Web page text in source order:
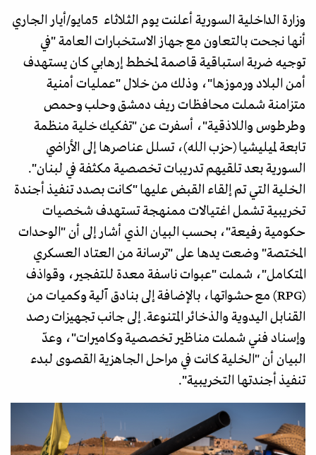
وزارة الداخلية السورية أعلنت يوم الثلاثاء 5مايو/أيار الجاري
أنها نجحت بالتعاون مع جهاز الاستخبارات العامة "في
توجيه ضربة استباقية قاصمة لمخطط إرهابي كان يستهدف
أمن البلاد ورموزها"، وذلك من خلال "عمليات أمنية
متزامنة شملت محافظات ريف دمشق وحلب وحمص
وطرطوس واللاذقية"، أسفرت عن "تفكيك خلية منظمة
تابعة لميليشيا (حزب الله)، تسلل عناصرها إلى الأراضي
السورية بعد تلقيهم تدريبات تخصصية مكثفة في لبنان".
الخلية التي تم إلقاء القبض عليها "كانت بصدد تنفيذ أجندة
تخريبية تشمل اغتيالات ممنهجة تستهدف شخصيات
حكومية رفيعة"، بحسب البيان الذي أشار إلى أن "الوحدات
المختصة" وضعت يدها على "ترسانة من العتاد العسكري
المتكامل"، شملت "عبوات ناسفة معدة للتفجير، وقواذف
(RPG) مع حشواتها، بالإضافة إلى بنادق آلية وكميات من
القنابل اليدوية والذخائر المتنوعة. إلى جانب تجهيزات رصد
وإسناد فني شملت مناظير تخصصية وكاميرات"، وعدّ
البيان أن "الخلية كانت في مراحل الجاهزية القصوى لبدء
تنفيذ أجندتها التخريبية".